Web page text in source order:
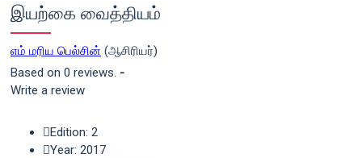
இயற்கை வைத்தியம்
எம் மரிய பெல்சின் (ஆசிரியர்)
Based on 0 reviews. -
Write a review
Edition: 2
Year: 2017